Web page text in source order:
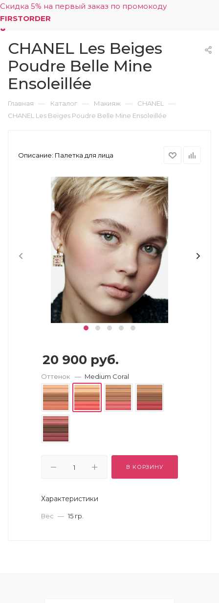
Скидка 5% на первый заказ по промокоду
FIRSTORDER
0
CHANEL Les Beiges
Poudre Belle Mine
Ensoleillée
Главная — Каталог — Макияж — CHANEL —
CHANEL Les Beiges Poudre Belle Mine Ensoleillée
Описание: Палетка для лица
20 900 руб.
Оттенок — Medium Coral
В КОРЗИНУ
Характеристики
Вес — 15 гр.